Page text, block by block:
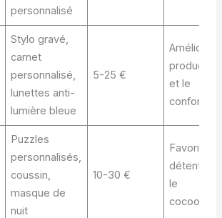
personnalisé
Stylo gravé,
carnet
personnalisé,
lunettes anti-
lumière bleue
5-25 €
Améliore
et le
confort
Puzzles
personnalisés,
coussin,
masque de
nuit
10-30 €
Favorise la
détente et
le
cocooning